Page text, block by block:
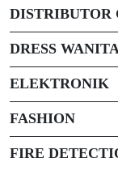
DISTRIBUTOR
DRESS
ELEKTRONIK
FASHION
FIRE